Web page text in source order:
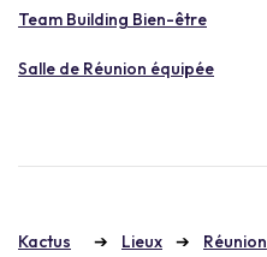
Team Building Bien-être
Salle de Réunion équipée
Kactus Lieux Réunion